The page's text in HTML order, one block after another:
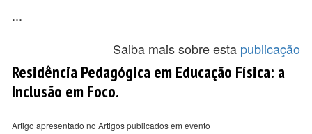
...
Saiba mais sobre esta publicação
Residência Pedagógica em Educação Física: a
Inclusão em Foco.
Artigo apresentado no Artigos publicados em evento